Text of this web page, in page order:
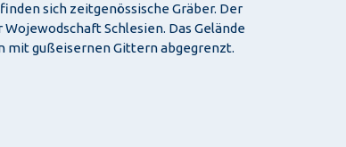
sich zeitgenössische Gräber. Der
Schlesien. Das Gelände
mit gußeisernen Gittern abgegrenzt.